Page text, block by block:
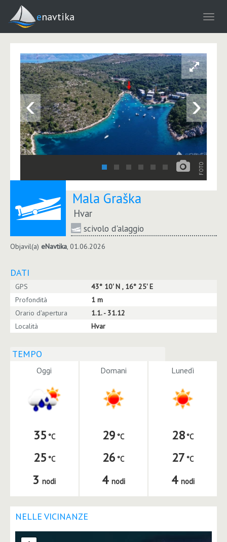
enavtika
‹ ›
FOTO
Mala Graška
Hvar
scivolo d'alaggio
Objavil(a) eNavtika, 01.06.2026
DATI
GPS
43° 10' N , 16° 25' E
Profondità
1 m
Orario d'apertura
1.1. - 31.12
Località
Hvar
TEMPO
Oggi
35
25
3 nodi
Domani
29
26
4 nodi
Lunedì
28
27
4 nodi
NELLE VICINANZE